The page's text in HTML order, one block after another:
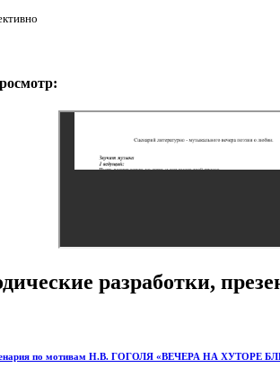
разработки,
по мотивам Н.В. ГОГОЛЯ «ВЕЧЕРА НА ХУТОРЕ